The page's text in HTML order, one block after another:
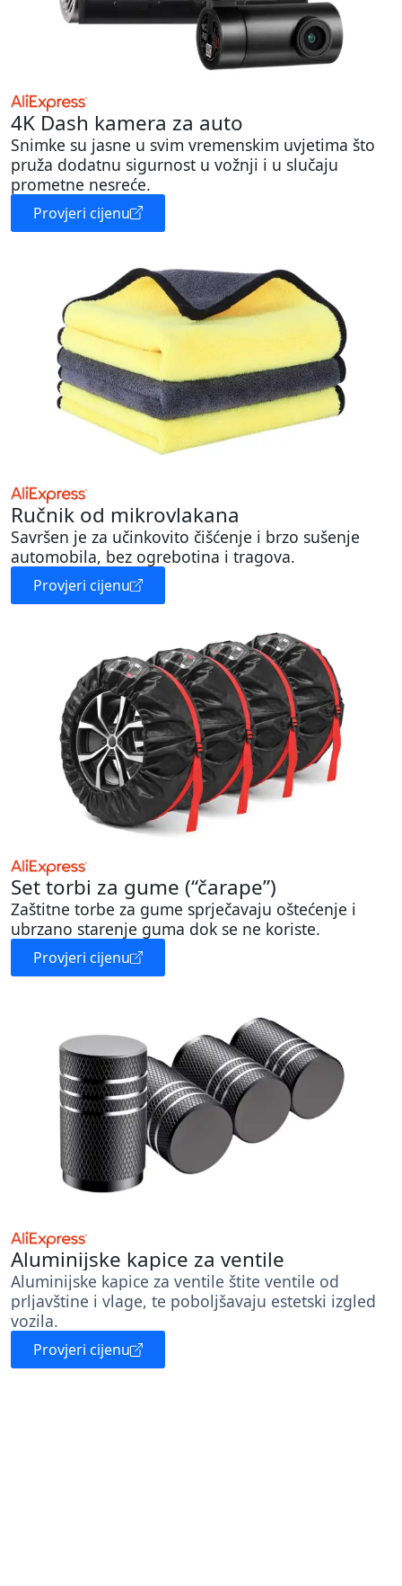
4K Dash kamera za auto
Snimke su jasne u svim vremenskim uvjetima što
pruža dodatnu sigurnost u vožnji i u slučaju
prometne nesreće.
Provjeri cijenu
Ručnik od mikrovlakana
Savršen je za učinkovito čišćenje i brzo sušenje
automobila, bez ogrebotina i tragova.
Provjeri cijenu
Set torbi za gume (“čarape”)
Zaštitne torbe za gume sprječavaju oštećenje i
ubrzano starenje guma dok se ne koriste.
Provjeri cijenu
Aluminijske kapice za ventile
Aluminijske kapice za ventile štite ventile od
prljavštine i vlage, te poboljšavaju estetski izgled
vozila.
Provjeri cijenu